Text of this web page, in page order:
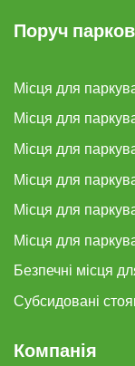
Поруч
Місця для
Місця для
Місця для
Місця для
Місця для
Місця для
Безпечні місця
Субсидовані
Компанія